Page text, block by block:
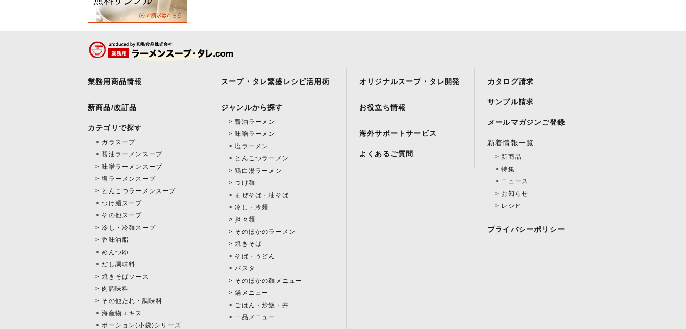
業務用商品情報
新商品/改訂品
カテゴリで探す
ガラスープ
醤油ラーメンスープ
味噌ラーメンスープ
塩ラーメンスープ
とんこつラーメンスープ
つけ麺スープ
その他スープ
冷し・冷麺スープ
香味油脂
めんつゆ
だし調味料
焼きそばソース
肉調味料
その他たれ・調味料
海産物エキス
ポーション(小袋)シリーズ
スープ・タレ繁盛レシピ活用術
ジャンルから探す
醤油ラーメン
味噌ラーメン
塩ラーメン
とんこつラーメン
鶏白湯ラーメン
つけ麺
まぜそば・油そば
冷し・冷麺
担々麺
そのほかのラーメン
焼きそば
そば・うどん
パスタ
そのほかの麺メニュー
鍋メニュー
ごはん・炒飯・丼
一品メニュー
オリジナルスープ・タレ開発
お役立ち情報
海外サポートサービス
よくあるご質問
カタログ請求
サンプル請求
メールマガジンご登録
新着情報一覧
新商品
特集
ニュース
お知らせ
レシピ
プライバシーポリシー